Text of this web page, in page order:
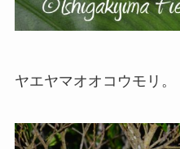
ヤエヤマオオコウモリ。